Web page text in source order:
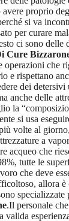
avere proprio
si va
per curare
ci sono delle
Cure
operazioni che
e rispettano
dei
anche delle
la
si usa
volte al
a
acqueo che
tutte le
che deve
allora
specializzate
.Il personale
valida